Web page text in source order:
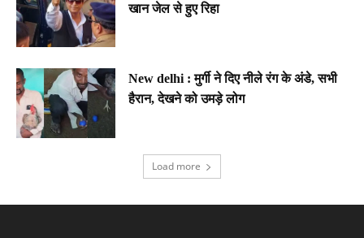
खान जेल से हुए रिहा
New delhi : मुर्गी ने दिए नीले रंग के अंडे, सभी
हैरान, देखने को उमड़े लोग
Load more